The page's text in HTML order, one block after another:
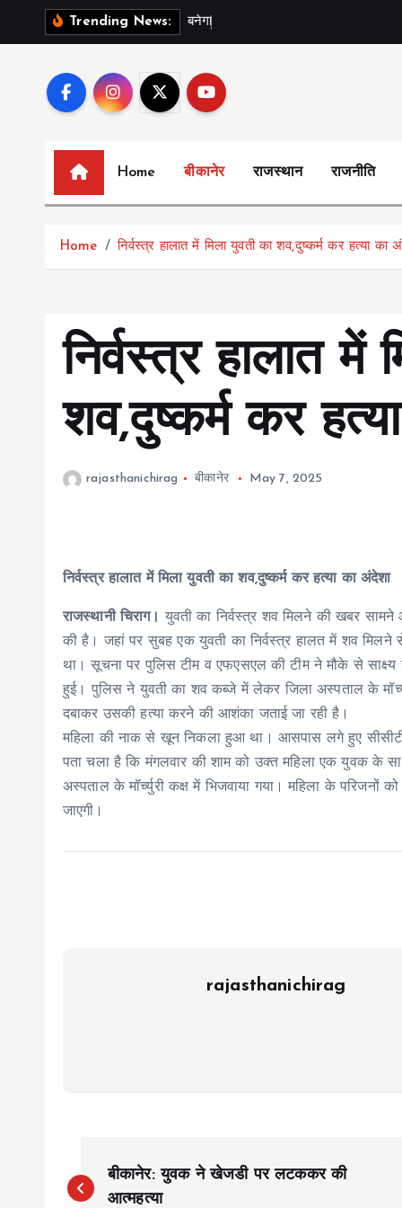
Trending News: बनग
Home बीकानेर राजस्थान राजनीति
Home निर्वस्त्र हालात में मिला युवती का शव,दुष्कर्म कर हत्या का
निर्वस्त्र हालात में
शव,दुष्कर्म कर
rajasthanichirag बीकानेर May 7, 2025
निर्वस्त्र हालात में मिला युवती का शव,दुष्कर्म कर हत्या का अंदेशा
राजस्थानी चिराग। युवती का निर्वस्त्र शव मिलने की खबर
की है। जहां पर सुबह एक युवती का निर्वस्त्र हालत में शव
था। सूचना पर पुलिस टीम व एफएसएल की टीम ने मौके से
हुई। पुलिस ने युवती का शव कब्जे में लेकर जिला अस्पताल के
दबाकर उसकी हत्या करने की आशंका जताई जा रही है।
महिला की नाक से खून निकला हुआ था। आसपास लगे हुए
पता चला है कि मंगलवार की शाम को उक्त महिला एक युवक के
अस्पताल के मॉर्च्युरी कक्ष में भिजवाया गया। महिला के परिजनों
जाएगी।
rajasthanichirag
बीकानेर: युवक ने खेजडी पर लटककर की
आत्महत्या